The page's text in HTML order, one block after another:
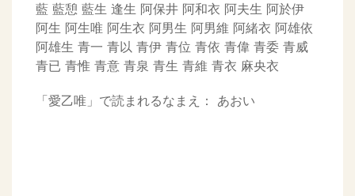
藍 藍憩 藍生 逢生 阿保井 阿和衣 阿夫生 阿於伊
阿生 阿生唯 阿生衣 阿男生 阿男維 阿緒衣 阿雄依
阿雄生 青一 青以 青伊 青位 青依 青偉 青委 青威
青已 青惟 青意 青泉 青生 青維 青衣 麻央衣
「愛乙唯」で読まれるなまえ： あおい